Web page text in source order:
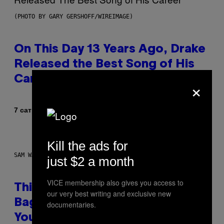
(PHOTO BY GARY GERSHOFF/WIREIMAGE)
On This Day 13 Years Ago, Drake
Released the Best Song of His
Career
7 сати раније
SAM WATANUKI FOR VICE
This Discreet Lockable Sex Toy
Bag Is the Nightstand Upgrade
Your Play Drawer Needs
×
Kill the ads for
just $2 a month
VICE membership also gives you access to
our very best writing and exclusive new
documentaries.